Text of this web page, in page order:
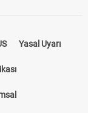
Yasal Uyarı